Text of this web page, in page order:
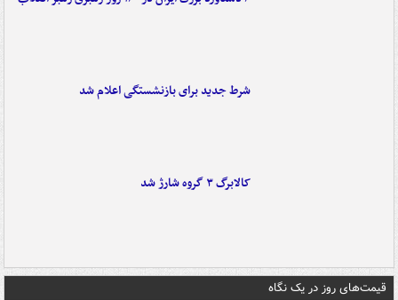
شرط جدید برای بازنشستگی اعلام شد
کالابرگ ۳ گروه شارژ شد
قیمت‌های روز در یک نگاه